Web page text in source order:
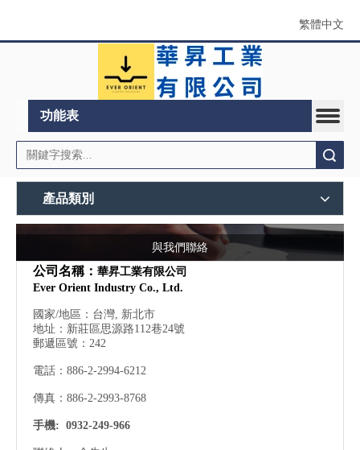
繁體中文
功能表
產品類別
與我們聯絡
公司名稱： 華昇工業有限公司
Ever Orient Industry Co., Ltd.
國家/地區：台灣, 新北市
地址：新莊區思源路112巷24號
郵遞區號：242
電話：886-2-2994-6212
傳真：886-2-2993-8768
手機: 0932-249-966